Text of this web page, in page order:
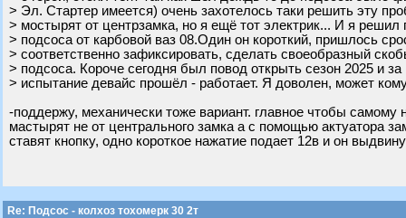
> Эл. Стартер имеется) очень захотелось таки решить эту
> мостырят от центрзамка, но я ещё тот электрик... И я решил
> подсоса от карбовой ваз 08.Один он короткий, пришлось
> соответственно зафиксировать, сделать своеобразный
> подсоса. Короче сегодня был повод открыть сезон 2025 и за
> испытание девайс прошёл - работает. Я доволен, может
-поддержу, механически тоже вариант. главное чтобы самому
мастырят не от центрального замка а с помощью актуатора
ставят кнопку, одно короткое нажатие подает 12в и он
Re: Подсос - колхоз тохомерк 30 2т